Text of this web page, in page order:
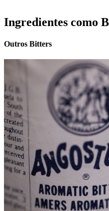
Ingredientes como
Outros Bitters